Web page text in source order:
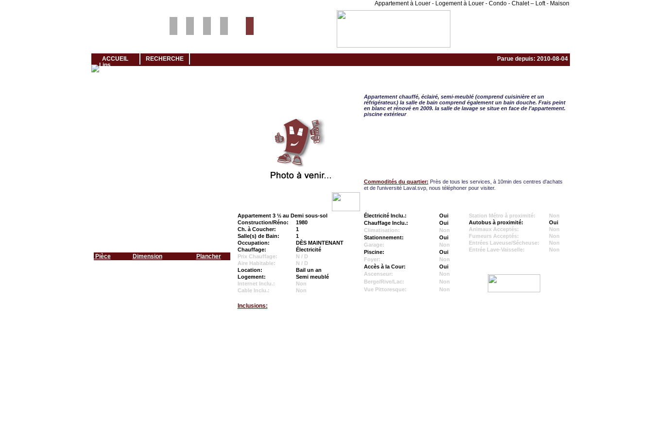
Appartement à Louer - Logement à Louer - Condo - Chalet – Loft - Maison
ACCUEIL RECHERCHE Parue depuis: 2010-08-04
Pièce Dimension Plancher
Appartement chauffé, éclairé, semi-meublé (comprend cuisinière et un
réfrigérateur.) la salle de bain comprend également un bain douche. Frais peint
en blanc et rénové en 2009. la salle de lavage se situe en face de l'appartement.
piscine extérieur
Commodités du quartier: Près de tous les services, à 10min des centres d'achats
et de l'université Laval.svp, nous téléphoner pour visiter.
Appartement 3 ½ au Demi sous-sol
Construction/Réno:
1980
Ch. à Coucher:
1
Salle(s) de Bain:
1
Occupation:
DÈS MAINTENANT
Chauffage:
Électricité
Prix Chauffage:
N / D
Aire Habitable:
N / D
Location:
Bail un an
Logement:
Semi meublé
Internet Inclu.:
Non
Cable Inclu.:
Non
Électricité Inclu.:
Oui
Chauffage Inclu.:
Oui
Climatisation:
Non
Stationnement:
Oui
Garage:
Non
Piscine:
Oui
Foyer:
Non
Accès à la Cour:
Oui
Ascenseur:
Non
Berge/Rive/Lac:
Non
Vue Pittoresque:
Non
Station Métro à proximité:
Non
Autobus à proximité:
Oui
Animaux Acceptés:
Non
Fumeurs Acceptés:
Non
Entrées Laveuse/Sécheuse:
Non
Entrée Lave-Vaisselle:
Non
Inclusions: